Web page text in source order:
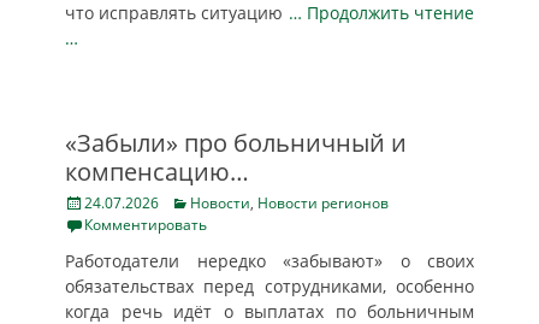
что исправлять ситуацию … Продолжить чтение
…
«Забыли» про больничный и
компенсацию…
Posted
on
24.07.2026 Categories
Новости, Новости регионов
Комментировать
Работодатели нередко «забывают» о своих
обязательствах перед сотрудниками, особенно
когда речь идёт о выплатах по больничным